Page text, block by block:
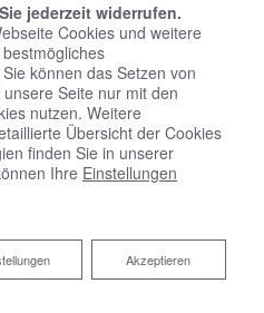
für Ihre Ansprüche
jederzeit widerrufen.
Cookies und weitere
können das Setzen von
Seite nur mit den
nutzen. Weitere
Übersicht der Cookies
finden Sie in unserer
Ihre Einstellungen
Akzeptieren